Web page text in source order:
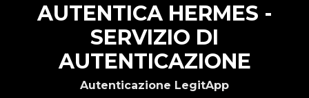
Autenticazione LegitApp
AUTENTICA HERMES -
SERVIZIO DI
AUTENTICAZIONE